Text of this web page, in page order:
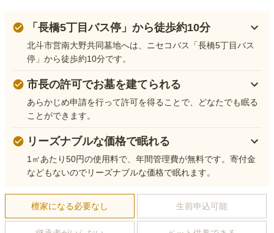
「長橋5丁目バス停」から徒歩約10分
北斗市営南大野共同墓地へは、ニセコバス「長橋5丁目バス
停」から徒歩約10分です。
市長の許可でお墓を建てられる
あらかじめ申請を行って許可を得ることで、どなたでも眠る
ことができます。
リーズナブルな価格で眠れる
1㎡あたり50円の使用料で、年間管理費が無料です。寄付金
などもないのでリーズナブルな価格で眠れます。
檀家になる必要なし 生前申込可能